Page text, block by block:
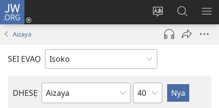
JW.ORG
Nwene
ẹvẹrẹ
Ro
Eva
(opens
window)
Gwọlọ
JW.ORG
Aizaya
SEI EVAỌ
DHESẸ
Ebe
Uzou